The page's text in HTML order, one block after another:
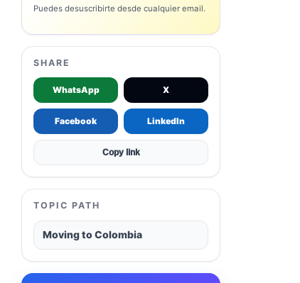
Puedes desuscribirte desde cualquier email.
SHARE
WhatsApp X
Facebook LinkedIn
Copy link
TOPIC PATH
Moving to Colombia